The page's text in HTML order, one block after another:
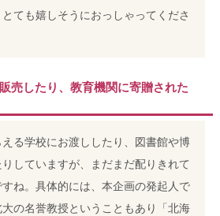
ても嬉しそうにおっしゃってくださ
売したり、教育機関に寄贈された
る学校にお渡ししたり、図書館や博
していますが、まだまだ配りきれて
ね。具体的には、本企画の発起人で
の名誉教授ということもあり「北海